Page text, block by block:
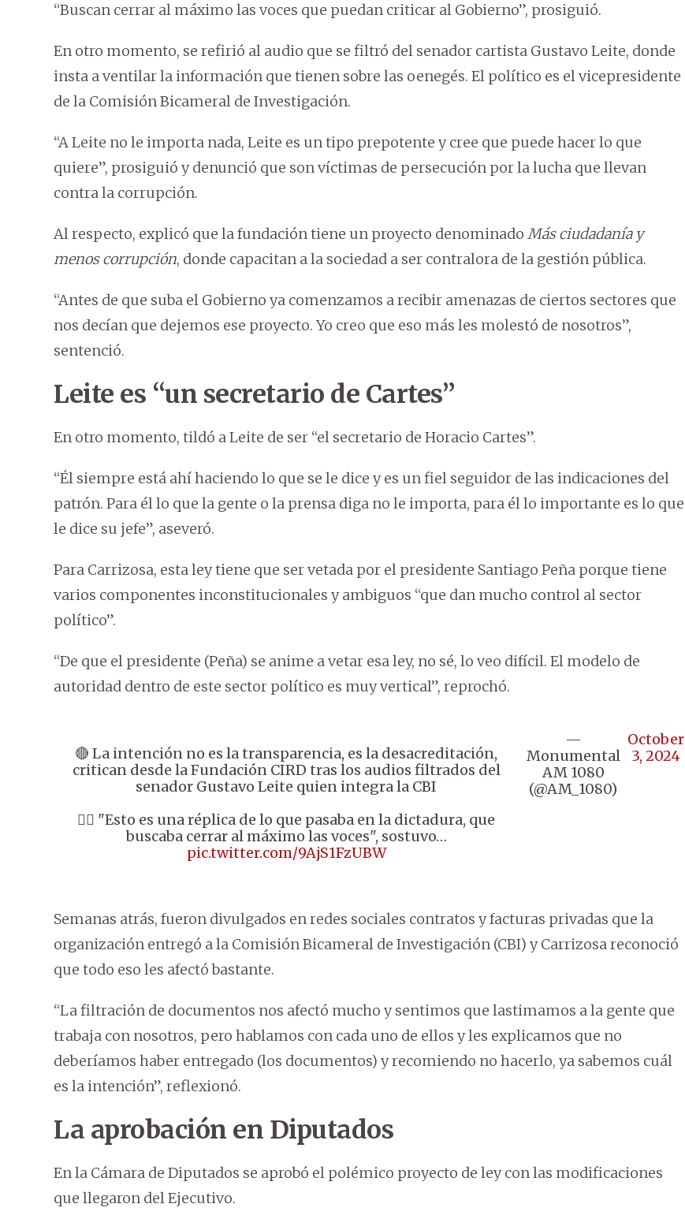
“Buscan cerrar al máximo las voces que puedan criticar al Gobierno”, prosiguió.
En otro momento, se refirió al audio que se filtró del senador cartista Gustavo Leite, donde
insta a ventilar la información que tienen sobre las oenegés. El político es el vicepresidente
de la Comisión Bicameral de Investigación.
“A Leite no le importa nada, Leite es un tipo prepotente y cree que puede hacer lo que
quiere”, prosiguió y denunció que son víctimas de persecución por la lucha que llevan
contra la corrupción.
Al respecto, explicó que la fundación tiene un proyecto denominado Más ciudadanía y
menos corrupción, donde capacitan a la sociedad a ser contralora de la gestión pública.
“Antes de que suba el Gobierno ya comenzamos a recibir amenazas de ciertos sectores que
nos decían que dejemos ese proyecto. Yo creo que eso más les molestó de nosotros”,
sentenció.
Leite es “un secretario de Cartes”
En otro momento, tildó a Leite de ser “el secretario de Horacio Cartes”.
“Él siempre está ahí haciendo lo que se le dice y es un fiel seguidor de las indicaciones del
patrón. Para él lo que la gente o la prensa diga no le importa, para él lo importante es lo que
le dice su jefe”, aseveró.
Para Carrizosa, esta ley tiene que ser vetada por el presidente Santiago Peña porque tiene
varios componentes inconstitucionales y ambiguos “que dan mucho control al sector
político”.
“De que el presidente (Peña) se anime a vetar esa ley, no sé, lo veo difícil. El modelo de
autoridad dentro de este sector político es muy vertical”, reprochó.
🔴 La intención no es la transparencia, es la desacreditación,
critican desde la Fundación CIRD tras los audios filtrados del
senador Gustavo Leite quien integra la CBI
👉🏼 "Esto es una réplica de lo que pasaba en la dictadura, que
buscaba cerrar al máximo las voces", sostuvo…
pic.twitter.com/9AjS1FzUBW
—
Monumental
AM 1080
(@AM_1080)
October
3, 2024
Semanas atrás, fueron divulgados en redes sociales contratos y facturas privadas que la
organización entregó a la Comisión Bicameral de Investigación (CBI) y Carrizosa reconoció
que todo eso les afectó bastante.
“La filtración de documentos nos afectó mucho y sentimos que lastimamos a la gente que
trabaja con nosotros, pero hablamos con cada uno de ellos y les explicamos que no
deberíamos haber entregado (los documentos) y recomiendo no hacerlo, ya sabemos cuál
es la intención”, reflexionó.
La aprobación en Diputados
En la Cámara de Diputados se aprobó el polémico proyecto de ley con las modificaciones
que llegaron del Ejecutivo.